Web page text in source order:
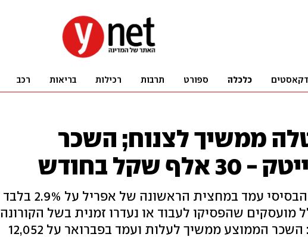
כלכלה ספורט תרבות רכילות בריאות רכב
ממשיך לצנוח; השכר
שקל בחודש
למ"ס: שיעור האבטלה הבסיסי עמד במחצית הראשונה של אפריל על 2.9% בלבד
מועסקים שהפסיקו לעבוד או נעדרו זמנית בשל הקורונה
עמד על 4.4%. במקביל: השכר הממוצע ממשיך לעלות ועמד בפברואר על 12,052